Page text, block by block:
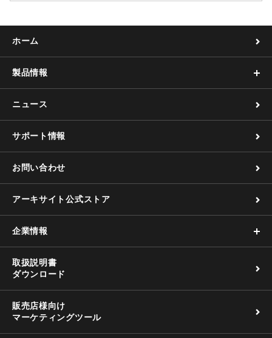
ホーム
製品情報
ニュース
サポート情報
お問い合わせ
アーキサイト公式ストア
企業情報
取扱説明書
ダウンロード
販売店様向け
マーケティングツール